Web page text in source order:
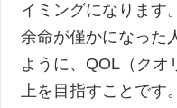
イミングになります
余命が僅かになった
ように、QOL（クオ
上を目指すことです